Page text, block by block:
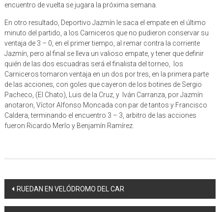
encuentro de vuelta se jugara la próxima semana.
En otro resultado, Deportivo Jazmín le saca el empate en el último
minuto del partido, a los Carniceros que no pudieron conservar su
ventaja de 3 – 0, en el primer tiempo, al remar contra la corriente
Jazmín, pero al final se lleva un valioso empate, y tener que definir
quién de las dos escuadras será el finalista del torneo, los
Carniceros tomaron ventaja en un dos por tres, en la primera parte
de las acciones, con goles que cayeron de los botines de Sergio
Pacheco, (El Chato), Luis de la Cruz, y Iván Carranza, por Jazmín
anotaron, Víctor Alfonso Moncada con par de tantos y Francisco
Caldera, terminando el encuentro 3 – 3, arbitro de las acciones
fueron Ricardo Merlo y Benjamín Ramírez.
Navegación
de
RUEDAN EN VELÓDROMO DEL CAR